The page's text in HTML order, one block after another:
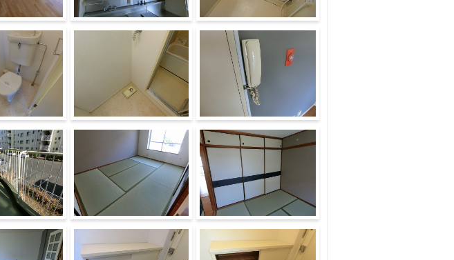
収納 バス
その他設備 セキュリティ
その他 収納